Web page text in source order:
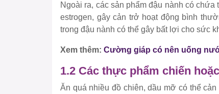
Ngoài ra, các sản phẩm đậu nành có
estrogen, gây cản trở hoạt động bình
trong đậu nành có thể gây bất lợi cho sức
Xem thêm: Cường giáp có nên uống
1.2 Các thực phẩm chiến
Ăn quá nhiều đồ chiên, dầu mỡ có thể